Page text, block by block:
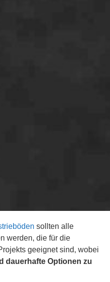
sollten alle
werden, die für die
geeignet sind, wobei
dauerhafte Optionen zu